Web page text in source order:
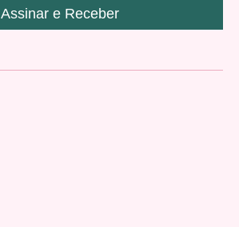
Assinar e Receber